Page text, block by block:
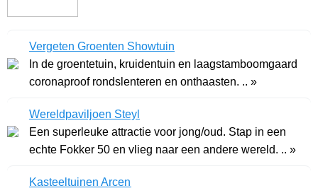
Vergeten Groenten Showtuin
In de groentetuin, kruidentuin en laagstamboomgaard
coronaproof rondslenteren en onthaasten. .. »
Wereldpaviljoen Steyl
Een superleuke attractie voor jong/oud. Stap in een
echte Fokker 50 en vlieg naar een andere wereld. .. »
Kasteeltuinen Arcen